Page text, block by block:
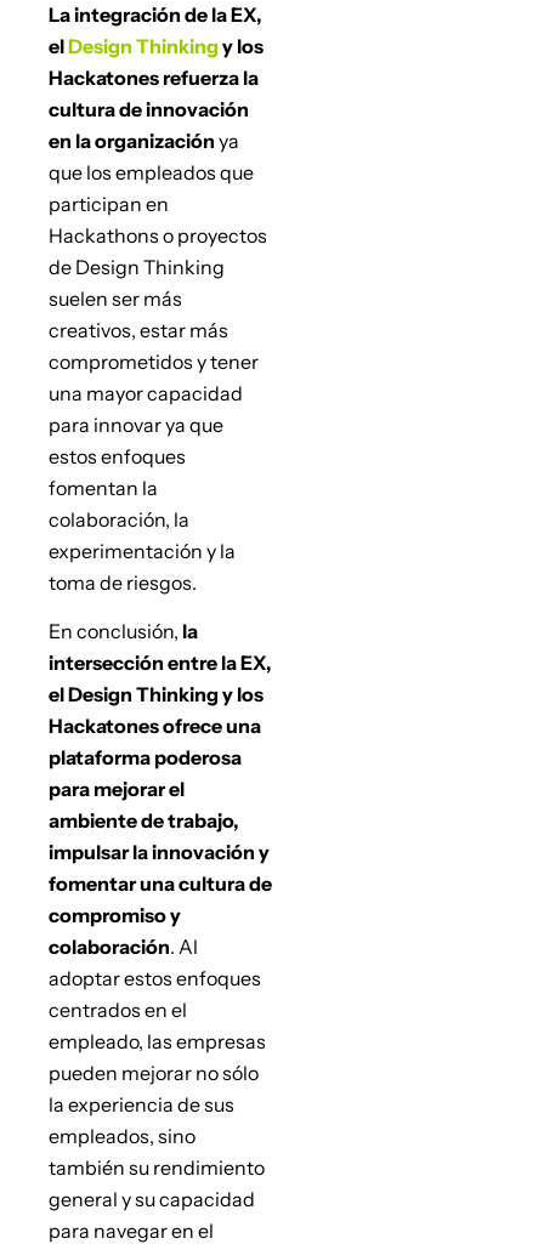
La integración de la EX,
elDesign Thinkingy los
Hackatones refuerza la
cultura de innovación
en la organización ya
que los empleados que
participan en
Hackathons o proyectos
de Design Thinking
suelen ser más
creativos, estar más
comprometidos y tener
una mayor capacidad
para innovar ya que
estos enfoques
fomentan la
colaboración, la
experimentación y la
toma de riesgos.
En conclusión, la
intersección entre la EX,
el Design Thinking y los
Hackatones ofrece una
plataforma poderosa
para mejorar el
ambiente de trabajo,
impulsar la innovación y
fomentar una cultura de
compromiso y
colaboración. Al
adoptar estos enfoques
centrados en el
empleado, las empresas
pueden mejorar no sólo
la experiencia de sus
empleados, sino
también su rendimiento
general y su capacidad
para navegar en el